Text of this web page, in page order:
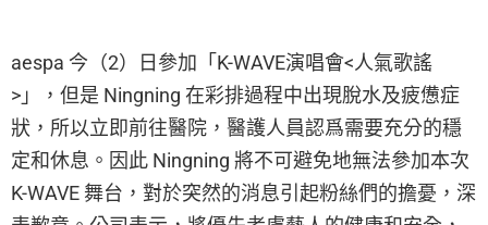
aespa 今（2）日參加「K-WAVE演唱會<人氣歌謠
>」，但是 Ningning 在彩排過程中出現脫水及疲憊症
狀，所以立即前往醫院，醫護人員認爲需要充分的穩
定和休息。因此 Ningning 將不可避免地無法參加本次
K-WAVE 舞台，對於突然的消息引起粉絲們的擔憂，深